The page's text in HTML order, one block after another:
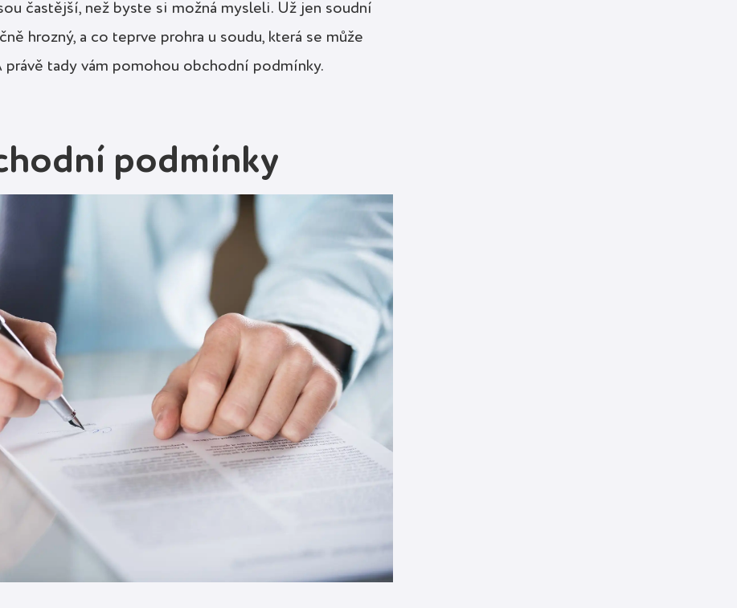
častější, než byste si možná mysleli. Už jen soudní
hrozný, a co teprve prohra u soudu, která se může
tady vám pomohou obchodní podmínky.
podmínky